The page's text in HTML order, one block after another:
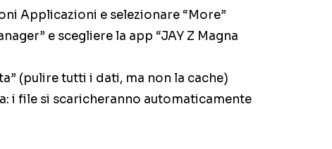
Applicazioni e selezionare “More”
e scegliere la app “JAY Z Magna
(pulire tutti i dati, ma non la cache)
i file si scaricheranno automaticamente